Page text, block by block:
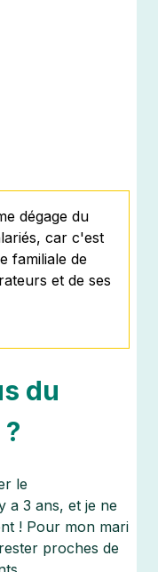
dégage du
car c'est
familiale de
et de ses
du
le
a 3 ans, et je ne
! Pour mon mari
proches de